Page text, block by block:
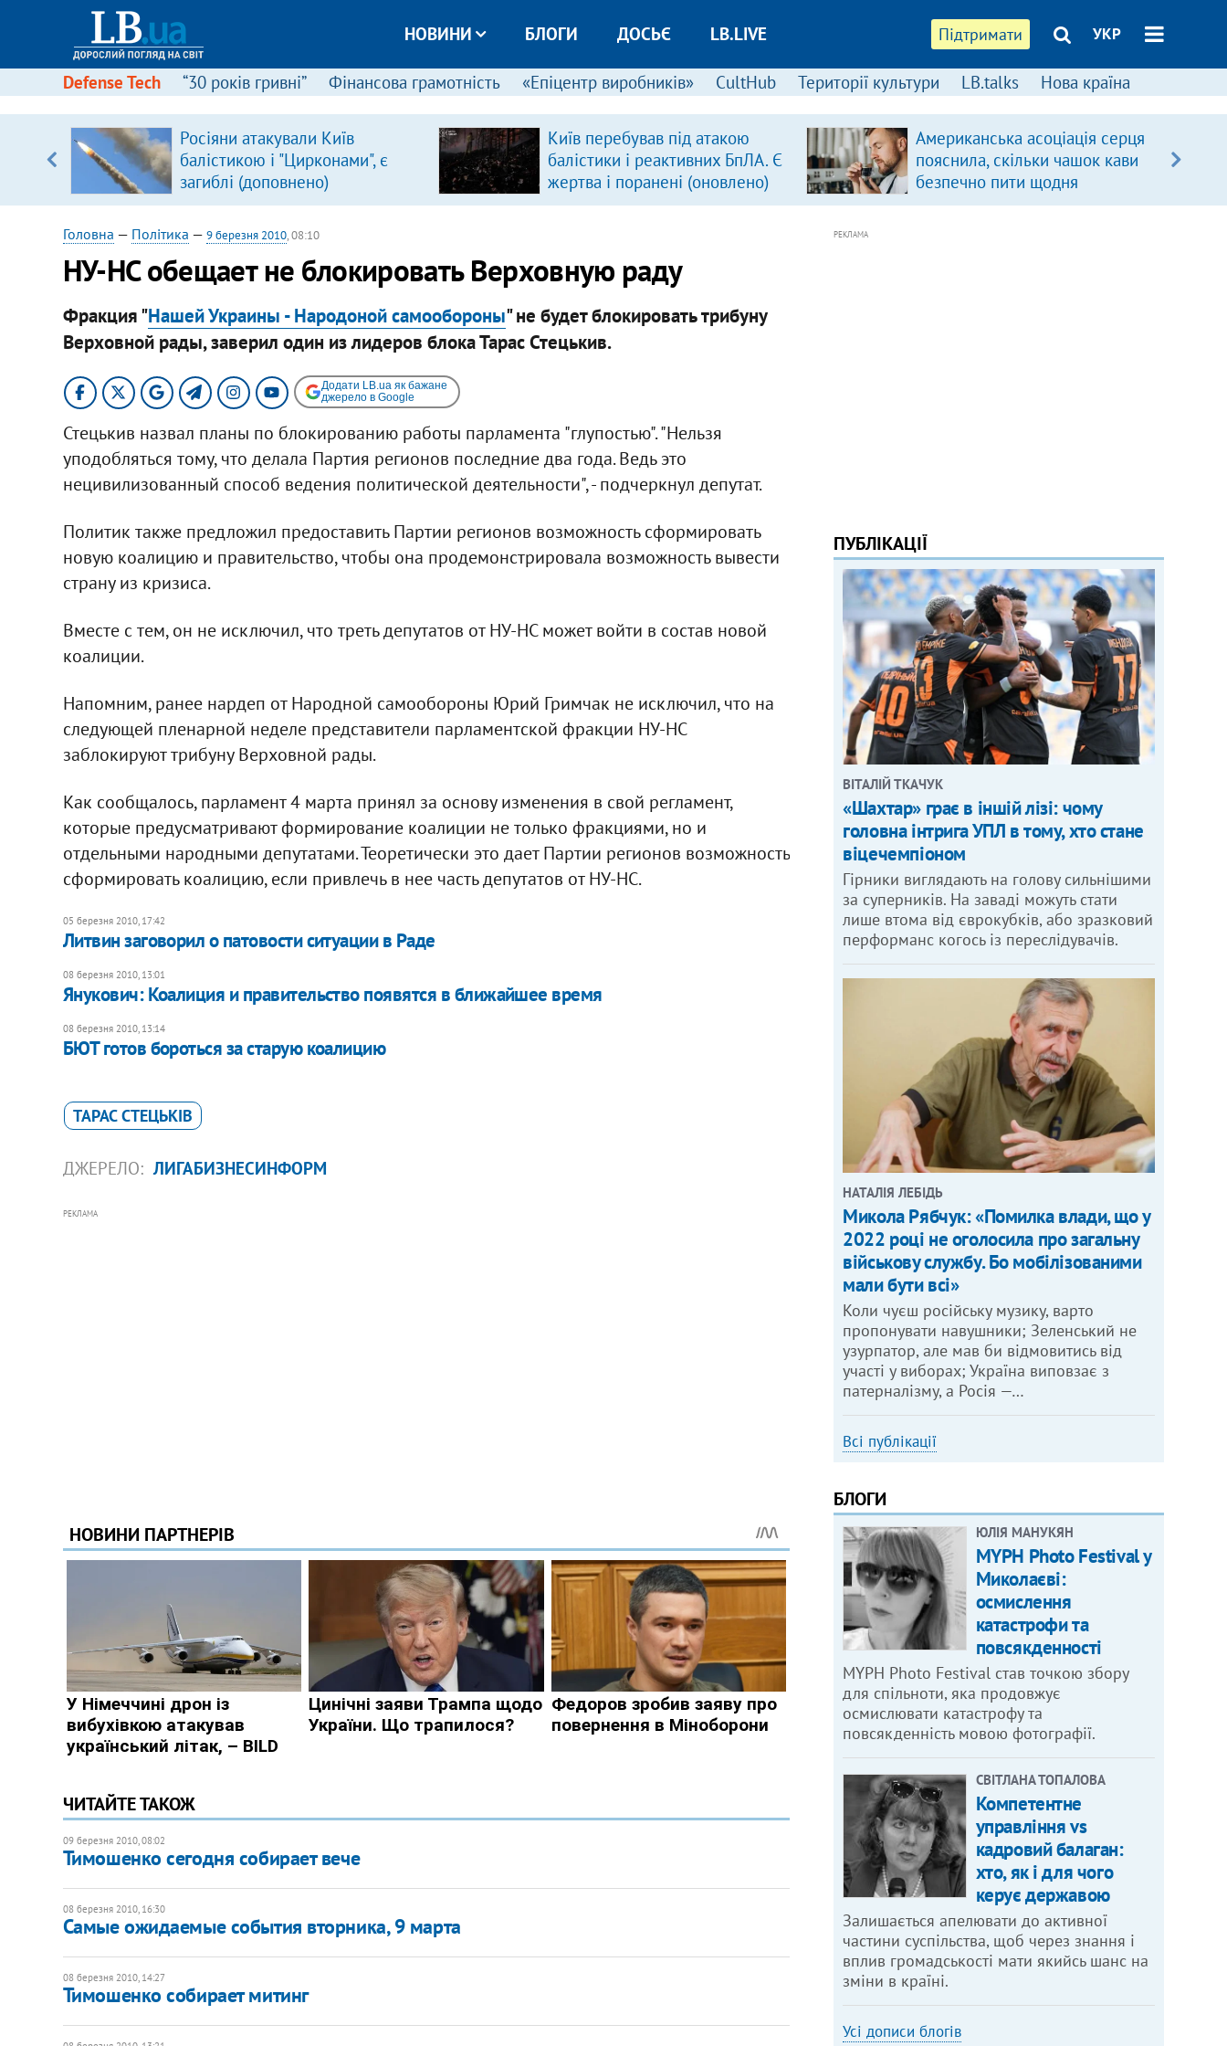
Підтримати УКР
НОВИНИ БЛОГИ ДОСЬЄ LB.LIVE
Defense Tech “30 років гривні” Фінансова грамотність «Епіцентр виробників» CultHub Території культури LB.talks Нова країна
Росіяни атакували Київ
балістикою і "Цирконами", є
загиблі (доповнено)
Київ перебував під атакою
балістики і реактивних БпЛА. Є
жертва і поранені (оновлено)
Американська асоціація серця
пояснила, скільки чашок кави
безпечно пити щодня
Головна — Політика — 9 березня 2010, 08:10
НУ-НС обещает не блокировать Верховную раду
Фракция "Нашей Украины - Народоной самообороны" не будет блокировать трибуну
Верховной рады, заверил один из лидеров блока Тарас Стецькив.
Додати LB.ua як бажане
джерело в Google
Стецькив назвал планы по блокированию работы парламента "глупостью". "Нельзя
уподобляться тому, что делала Партия регионов последние два года. Ведь это
нецивилизованный способ ведения политической деятельности", - подчеркнул депутат.
Политик также предложил предоставить Партии регионов возможность сформировать
новую коалицию и правительство, чтобы она продемонстрировала возможность вывести
страну из кризиса.
Вместе с тем, он не исключил, что треть депутатов от НУ-НС может войти в состав новой
коалиции.
Напомним, ранее нардеп от Народной самообороны Юрий Гримчак не исключил, что на
следующей пленарной неделе представители парламентской фракции НУ-НС
заблокируют трибуну Верховной рады.
Как сообщалось, парламент 4 марта принял за основу изменения в свой регламент,
которые предусматривают формирование коалиции не только фракциями, но и
отдельными народными депутатами. Теоретически это дает Партии регионов возможность
сформировать коалицию, если привлечь в нее часть депутатов от НУ-НС.
05 березня 2010, 17:42
Литвин заговорил о патовости ситуации в Раде
08 березня 2010, 13:01
Янукович: Коалиция и правительство появятся в ближайшее время
08 березня 2010, 13:14
БЮТ готов бороться за старую коалицию
ТАРАС СТЕЦЬКІВ
ДЖЕРЕЛО: ЛИГАБИЗНЕСИНФОРМ
РЕКЛАМА
ЧИТАЙТЕ ТАКОЖ
09 березня 2010, 08:02
Тимошенко сегодня собирает вече
08 березня 2010, 16:30
Самые ожидаемые события вторника, 9 марта
08 березня 2010, 14:27
Тимошенко собирает митинг
РЕКЛАМА
ПУБЛІКАЦІЇ
ВІТАЛІЙ ТКАЧУК
«Шахтар» грає в іншій лізі: чому
головна інтрига УПЛ в тому, хто стане
віцечемпіоном
Гірники виглядають на голову сильнішими
за суперників. На заваді можуть стати
лише втома від єврокубків, або зразковий
перформанс когось із переслідувачів.
НАТАЛІЯ ЛЕБІДЬ
Микола Рябчук: «Помилка влади, що у
2022 році не оголосила про загальну
військову службу. Бо мобілізованими
мали бути всі»
Коли чуєш російську музику, варто
пропонувати навушники; Зеленський не
узурпатор, але мав би відмовитись від
участі у виборах; Україна виповзає з
патерналізму, а Росія —…
Всі публікації
БЛОГИ
ЮЛІЯ МАНУКЯН
MYPH Photo Festival у
Миколаєві:
осмислення
катастрофи та
повсякденності
MYPH Photo Festival став точкою збору
для спільноти, яка продовжує
осмислювати катастрофу та
повсякденність мовою фотографії.
СВІТЛАНА ТОПАЛОВА
Компетентне
управління vs
кадровий балаган:
хто, як і для чого
керує державою
Залишається апелювати до активної
частини суспільства, щоб через знання і
вплив громадськості мати якийсь шанс на
зміни в країні.
Усі дописи блогів